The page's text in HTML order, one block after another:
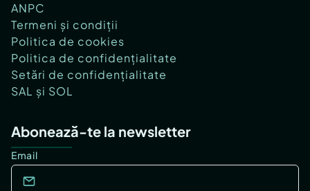
ANPC
Termeni și condiții
Politica de cookies
Politica de confidențialitate
Setări de confidențialitate
SAL și SOL
Abonează-te la newsletter
Email